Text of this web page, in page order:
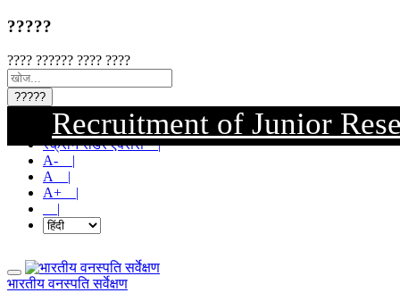
?????
???? ?????? ???? ????
?????
Recruitment of Junior
मुख्य सामग्री पर जाएं |
स्क्रीन रीडर एक्सेस |
A- |
A |
A+ |
|
भारतीय वनस्पति सर्वेक्षण